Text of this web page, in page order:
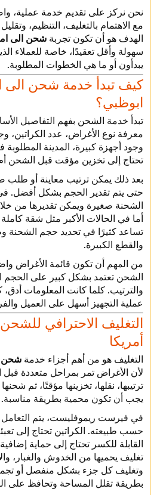
نحن نركز على تقديم خدمة عملية،
مع الاهتمام بالتغليف، التنظيم،
الهدف هو أن تكون تجربة شحن الى
سهولة وأقل تعقيدًا، خاصة للعملاء
يبدأون أو ما هي الخطوات المطلوبة.
كيف تبدأ خدمة شحن الى
ابوظبي؟
تبدأ خدمة الشحن بفهم التفاصيل
معرفة نوع الأغراض، عدد الكراتين،
وجود أجهزة كبيرة، المدينة
تحتاج إلى تخزين مؤقت قبل الشحن
بعد ذلك يمكن ترتيب معاينة أو طلب
حتى يتم تقدير الحجم بشكل أفضل.
الشحنة صغيرة ويمكن تقديرها من
أما في الحالات الأكبر مثل شقة كاملة
تساعد كثيرًا في تحديد حجم الشحنة
والقطع الكبيرة.
من المهم أن تكون قائمة الأغراض
الشحن تعتمد بشكل كبير على الحجم
والترتيب. كلما كانت المعلومات
عملية التجهيز أسهل على العميل
التغليف الاحترافي
أمريكا
التغليف هو من أهم أجزاء خدمة شحن
لأن الأغراض تمر بمراحل متعددة قبل
ترتيبها، نقلها، تخزينها مؤقتًا، ثم
يجب أن تكون محمية بطريقة مناسبة.
في فيرست ريموفليست، يتم
حسب طبيعته. الكراتين تحتاج إلى
القابلة للكسر تحتاج إلى حماية
تغليف يحميها من الخدوش والغبار،
وتغليف كل جزء بشكل منفصل أو
بطريقة تقلل المساحة وتحافظ على